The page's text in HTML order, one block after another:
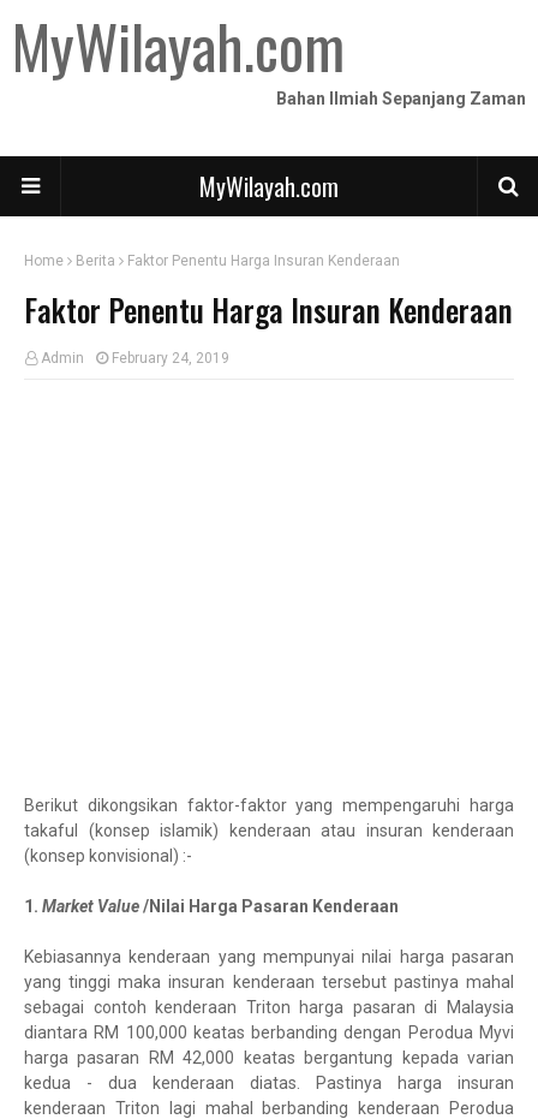
MyWilayah.com
Bahan Ilmiah Sepanjang Zaman
MyWilayah.com
Home Berita Faktor Penentu Harga Insuran Kenderaan
Faktor Penentu Harga Insuran Kenderaan
Admin February 24, 2019
Berikut dikongsikan faktor-faktor yang mempengaruhi harga
takaful (konsep islamik) kenderaan atau insuran kenderaan
(konsep konvisional) :-
1. Market Value/Nilai Harga Pasaran Kenderaan
Kebiasannya kenderaan yang mempunyai nilai harga pasaran
yang tinggi maka insuran kenderaan tersebut pastinya mahal
sebagai contoh kenderaan Triton harga pasaran di Malaysia
diantara RM 100,000 keatas berbanding dengan Perodua Myvi
harga pasaran RM 42,000 keatas bergantung kepada varian
kedua - dua kenderaan diatas. Pastinya harga insuran
kenderaan Triton lagi mahal berbanding kenderaan Perodua